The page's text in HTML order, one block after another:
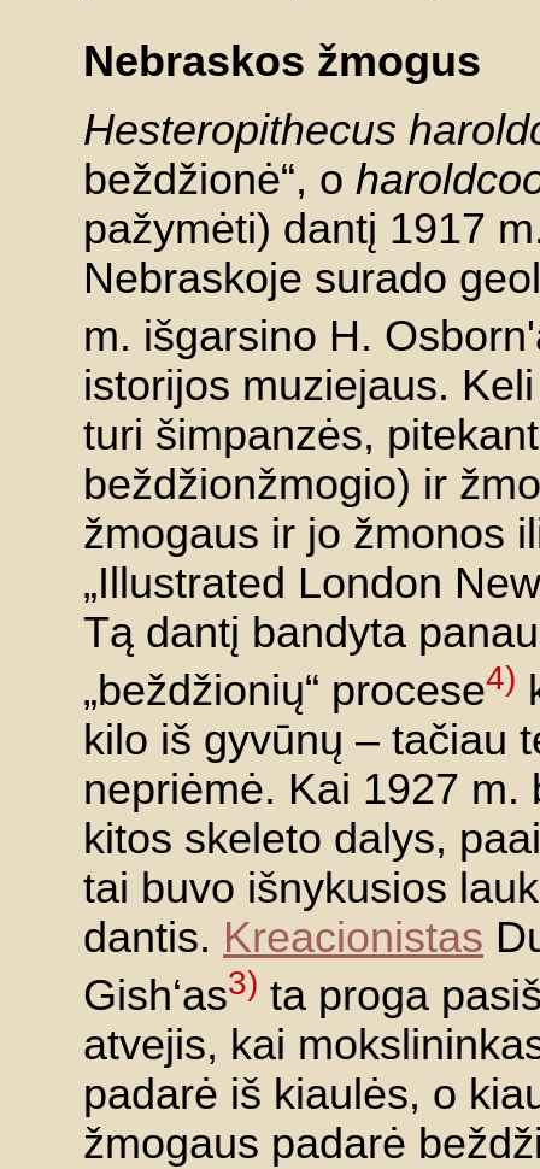
Nebraskos žmogus
Hesteropithecus
beždžionė“, o
pažymėti) dantį 1917
Nebraskoje surado
m. išgarsino H.
istorijos muziejaus.
turi šimpanzės,
beždžionžmogio) ir
žmogaus ir jo žmonos
„Illustrated London
Tą dantį bandyta
„beždžionių“ procese4)
kilo iš gyvūnų – tačiau
nepriėmė. Kai 1927 m.
kitos skeleto dalys,
tai buvo išnykusios
dantis. Kreacionistas
Gish‘as3) ta proga
atvejis, kai
padarė iš kiaulės, o
žmogaus padarė